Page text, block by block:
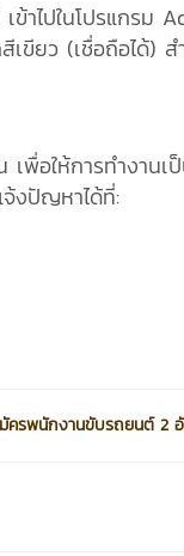
ข้าไปในโปรแกรม
เขียว (เชื่อถือได้) ส
พื่อให้การทำงานเป็
งปัญหาได้ที่:
ครพนักงานขับรถยนต์ 2